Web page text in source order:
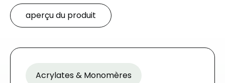
aperçu du produit
Acrylates & Monomères